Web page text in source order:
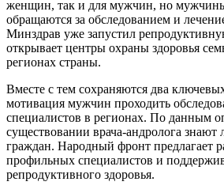
женщин, так и для мужчин, но
обращаются за обследованием и
Минздрав уже запустил
открывает центры охраны здоровья
регионах страны.
Вместе с тем сохраняются два
мотивация мужчин проходить
специалистов в регионах. По данным
существовании врача-андролога знают
граждан. Народный фронт предлагает
профильных специалистов и
репродуктивного здоровья.